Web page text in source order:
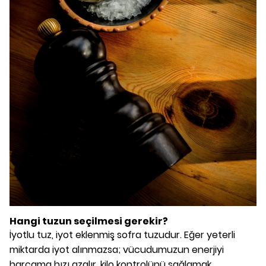
Hangi tuzun seçilmesi gerekir?
İyotlu tuz, iyot eklenmiş sofra tuzudur. Eğer yeterli
miktarda iyot alınmazsa; vücudumuzun enerjiyi